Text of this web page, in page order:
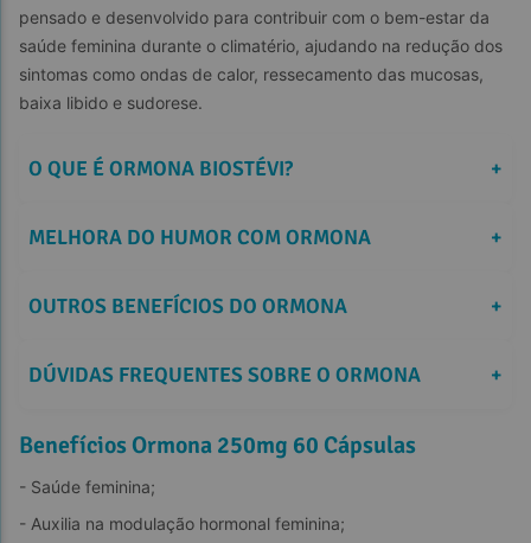
pensado e desenvolvido para contribuir com o bem-estar da
saúde feminina durante o climatério, ajudando na redução dos
sintomas como ondas de calor, ressecamento das mucosas,
baixa libido e sudorese.
O QUE É ORMONA BIOSTÉVI? +
MELHORA DO HUMOR COM ORMONA +
OUTROS BENEFÍCIOS DO ORMONA +
DÚVIDAS FREQUENTES SOBRE O ORMONA +
Benefícios Ormona 250mg 60 Cápsulas
- Saúde feminina;
- Auxilia na modulação hormonal feminina;